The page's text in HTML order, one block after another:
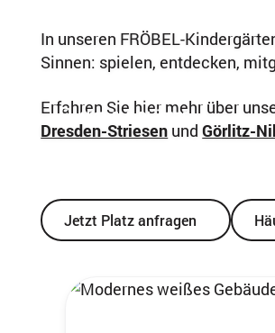
Aktuell Plätze
verfügbar
In unseren FRÖBEL-
Sinnen: spielen, entdecken,
Erfahren Sie hier mehr über
Dresden-Striesen undGörlitz-
Jetzt Platz anfragen